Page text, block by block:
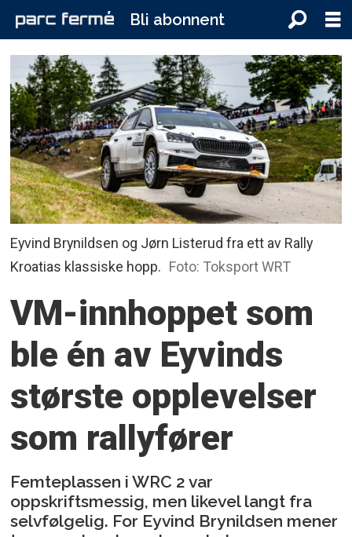
Bli abonnent
Eyvind Brynildsen og Jørn Listerud fra ett av Rally
Kroatias klassiske hopp. Foto: Toksport WRT
VM-innhoppet som
ble én av Eyvinds
største opplevelser
som rallyfører
Femteplassen i WRC 2 var
oppskriftsmessig, men likevel langt fra
selvfølgelig. For Eyvind Brynildsen mener